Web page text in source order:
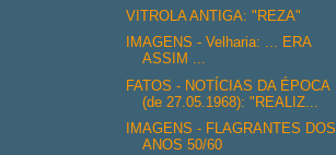
VITROLA ANTIGA: "REZA"
IMAGENS - Velharia: ... ERA
ASSIM ...
FATOS - NOTÍCIAS DA ÉPOCA
(de 27.05.1968): "REALIZ...
IMAGENS - FLAGRANTES DOS
ANOS 50/60